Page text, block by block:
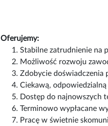
Oferujemy:
Stabilne zatrudnienie na
Możliwość rozwoju
Zdobycie doświadczenia
Ciekawą,
Dostęp do najnowszych
Terminowo wypłacane
Pracę w świetnie